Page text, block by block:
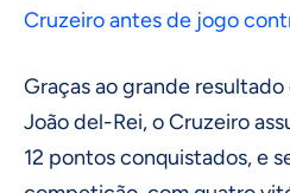
Cruzeiro antes de jogo
Graças ao grande
João del-Rei, o Cruzeiro
12 pontos conquistados, e